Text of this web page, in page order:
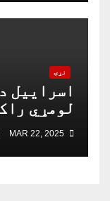
نړۍ
اسراییل
لومړي راکټي